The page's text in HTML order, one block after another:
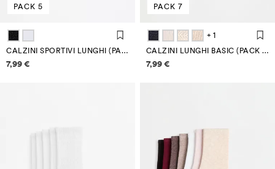
PACK 5
CALZINI SPORTIVI LUNGHI (PACK 5)
Informazioni sui prezzi
7,99 €
PACK 7
+ 1
CALZINI LUNGHI BASIC (PACK 7)
Informazioni sui prezzi
7,99 €